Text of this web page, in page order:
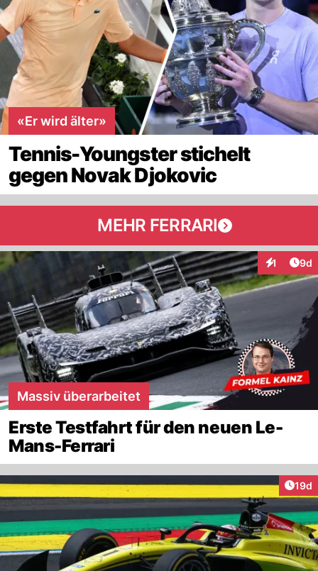
«Er wird älter»
Tennis-Youngster stichelt
gegen Novak Djokovic
MEHR FERRARI
1 9d
Massiv überarbeitet
Erste Testfahrt für den neuen Le-
Mans-Ferrari
19d